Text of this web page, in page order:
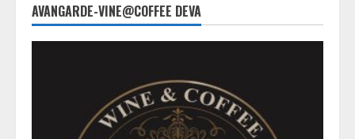
AVANGARDE-VINE@COFFEE DEVA